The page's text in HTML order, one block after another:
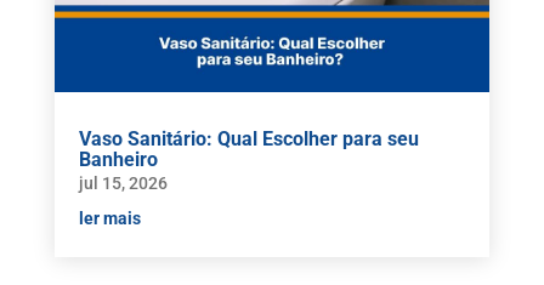
Vaso Sanitário: Qual Escolher para seu
Banheiro
jul 15, 2026
ler mais